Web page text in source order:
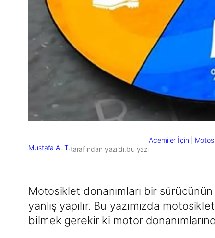
Mustafa A. T.tarafından yazıldı,bu yazı
Acemiler İçin
Motosiklet donanımları bir
yanlış yapılır. Bu yazımızda
bilmek gerekir ki motor